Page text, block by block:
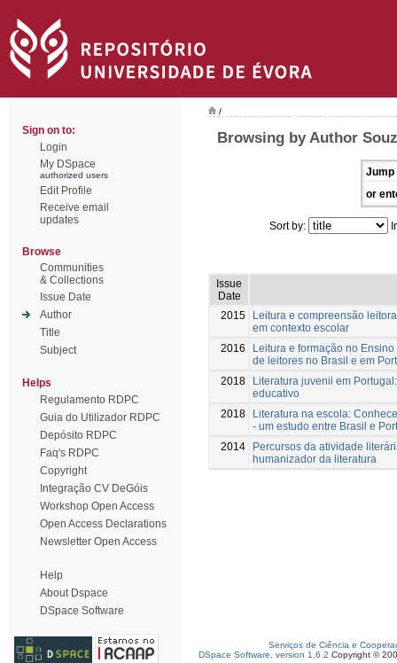
Sign on to:
Login
My DSpace
authorized users
Edit Profile
Receive email
updates
Browse
Communities
& Collections
Issue Date
Author
Title
Subject
Helps
Regulamento RDPC
Guia do Utilizador RDPC
Depósito RDPC
Faq's RDPC
Copyright
Integração CV DeGóis
Workshop Open Access
Open Access Declarations
Newsletter Open Access
Help
About Dspace
DSpace Software
/
Browsing by Author
Jump
or
Sort by:
Issue
Date
2015
Leitura e compreensão
em contexto escolar
2016
Leitura e formação no
de leitores no Brasil e em
2018
Literatura juvenil em
educativo
2018
Literatura na escola:
- um estudo entre Brasil e
2014
Percursos da atividade
humanizador da literatura
Serviços de Ciência e
DSpace Software, version 1.6.2 Copyright ©